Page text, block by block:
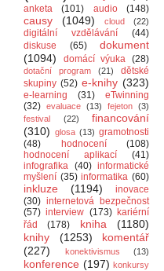
anketa
(101) audio (148)
causy (1049) cloud (22)
digitální vzdělávání
(44)
diskuse
(65)
dokument
(1094)
domácí výuka (28)
dotační program (21)
dětské
skupiny (52) e-knihy (323)
e-learning (31)
eTwinning
(32) evaluace (13) fejeton (3)
festival
(22)
financování
(310) glosa (13) gramotnosti
(48)
hodnocení
(108)
hodnocení aplikací
(41)
infografika (40) informatické
myšlení (35) informatika (60)
inkluze (1194)
inovace
(30) internetová bezpečnost
(57) interview (173) kariérní
řád
(178) kniha
(1180)
knihy
(1253)
komentář
(227)
konektivismus (13)
konference (197) konkursy